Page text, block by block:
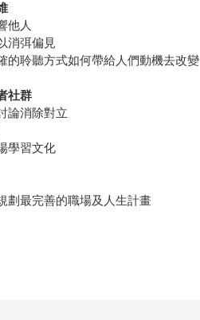
他人
消弭偏見
聆聽方式如何帶給人們動機去改變
社群
論消除對立
學習文化
最完善的職場及人生計畫